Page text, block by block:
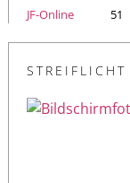
JF-Online 51
STREIFLICHT